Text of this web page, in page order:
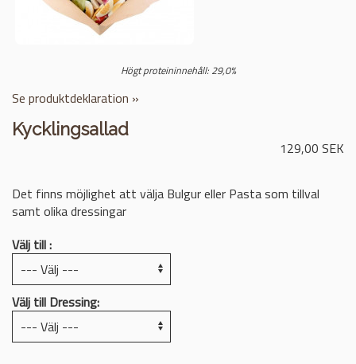
Högt proteininnehåll: 29,0%
Se produktdeklaration »
Kycklingsallad
129,00 SEK
Det finns möjlighet att välja Bulgur eller Pasta som tillval
samt olika dressingar
Välj till :
Välj till Dressing: